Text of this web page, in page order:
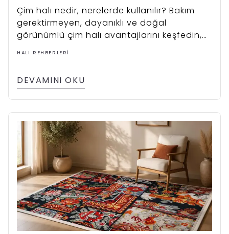
Çim halı nedir, nerelerde kullanılır? Bakım
gerektirmeyen, dayanıklı ve doğal
görünümlü çim halı avantajlarını keşfedin,
Has Halı koleksiyonunu inceleyin.
HALI REHBERLERI
DEVAMINI OKU